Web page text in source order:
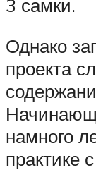
3 самки.
Однако
проекта
намного
практике